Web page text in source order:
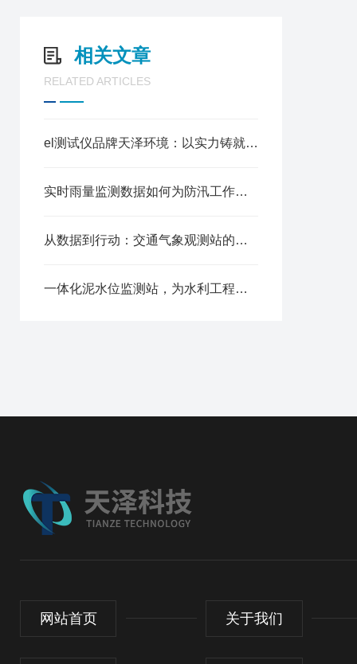
相关文章
RELATED ARTICLES
el测试仪品牌天泽环境：以实力铸就市场认可
实时雨量监测数据如何为防汛工作提供支撑?
从数据到行动：交通气象观测站的预警与应急响应
一体化泥水位监测站，为水利工程安全保驾护航
网站首页 关于我们